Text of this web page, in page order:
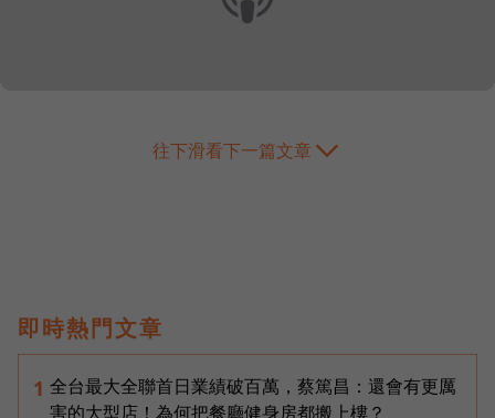
往下滑看下一篇文章
即時熱門文章
1 全台最大全聯首日業績破百萬，蔡篤昌：還會有更厲
害的大型店！為何把餐廳健身房都搬上樓？